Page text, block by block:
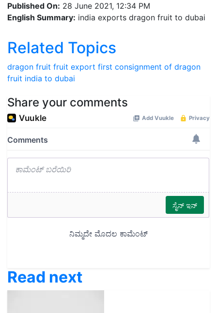
Published On: 28 June 2021, 12:34 PM
English Summary: india exports dragon fruit to dubai
Related Topics
dragon fruit fruit export first consignment of dragon
fruit india to dubai
Share your comments
Read next